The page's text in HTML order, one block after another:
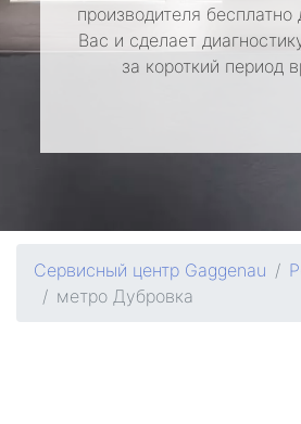
производителя бесплатно
Вас и сделает
за короткий период
Сервисный центр Gaggenau
метро Дубровка